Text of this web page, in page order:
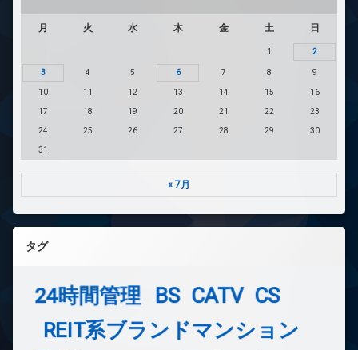
月 火 水 木 金 土 日
1 2
3 4 5 6 7 8 9
10 11 12 13 14 15 16
17 18 19 20 21 22 23
24 25 26 27 28 29 30
31
« 7月
タグ
24時間管理 BS CATV CS
REIT系ブランドマンション